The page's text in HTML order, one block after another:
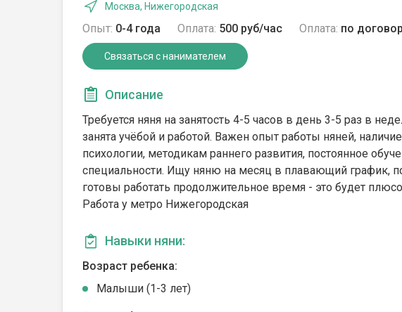
Москва, Нижегородская
Опыт: 0-4 года Оплата: 500 руб/час Оплата: по
Связаться с нанимателем
Описание
Требуется няня на занятость 4-5 часов в день 3-5 раз в
занята учёбой и работой. Важен опыт работы няней,
психологии, методикам раннего развития, постоянное
специальности. Ищу няню на месяц в плавающий график,
готовы работать продолжительное время - это будет
Работа у метро Нижегородская
Навыки няни:
Возраст ребенка:
Малыши (1-3 лет)